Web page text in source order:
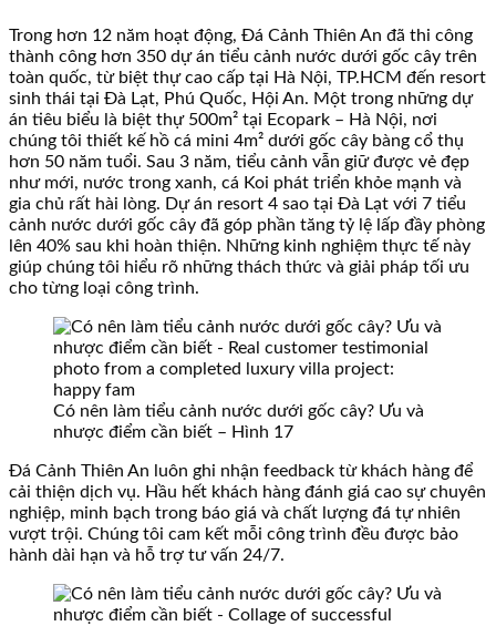
Trong hơn 12 năm hoạt động, Đá Cảnh Thiên An đã thi công
thành công hơn 350 dự án tiểu cảnh nước dưới gốc cây trên
toàn quốc, từ biệt thự cao cấp tại Hà Nội, TP.HCM đến resort
sinh thái tại Đà Lạt, Phú Quốc, Hội An. Một trong những dự
án tiêu biểu là biệt thự 500m² tại Ecopark – Hà Nội, nơi
chúng tôi thiết kế hồ cá mini 4m² dưới gốc cây bàng cổ thụ
hơn 50 năm tuổi. Sau 3 năm, tiểu cảnh vẫn giữ được vẻ đẹp
như mới, nước trong xanh, cá Koi phát triển khỏe mạnh và
gia chủ rất hài lòng. Dự án resort 4 sao tại Đà Lạt với 7 tiểu
cảnh nước dưới gốc cây đã góp phần tăng tỷ lệ lấp đầy phòng
lên 40% sau khi hoàn thiện. Những kinh nghiệm thực tế này
giúp chúng tôi hiểu rõ những thách thức và giải pháp tối ưu
cho từng loại công trình.
Có nên làm tiểu cảnh nước dưới gốc cây? Ưu và
nhược điểm cần biết – Hình 17
Đá Cảnh Thiên An luôn ghi nhận feedback từ khách hàng để
cải thiện dịch vụ. Hầu hết khách hàng đánh giá cao sự chuyên
nghiệp, minh bạch trong báo giá và chất lượng đá tự nhiên
vượt trội. Chúng tôi cam kết mỗi công trình đều được bảo
hành dài hạn và hỗ trợ tư vấn 24/7.